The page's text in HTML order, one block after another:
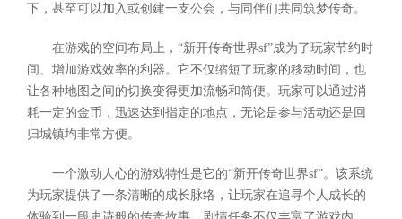
下，甚至可以加入或创建一支公会，与同伴们共同筑梦传奇。
在游戏的空间布局上，“新开传奇世界sf”成为了玩家节约时
间、增加游戏效率的利器。它不仅缩短了玩家的移动时间，也
让各种地图之间的切换变得更加流畅和简便。玩家可以通过消
耗一定的金币，迅速达到指定的地点，无论是参与活动还是回
归城镇均非常方便。
一个激动人心的游戏特性是它的“新开传奇世界sf”。该系统
为玩家提供了一条清晰的成长脉络，让玩家在追寻个人成长的